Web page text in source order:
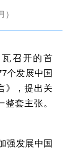
）
召开的首
个发展中国
》，提出关
套主张。
强发展中国